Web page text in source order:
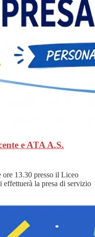
e ATA A.S.
ore 13.30 presso il Liceo
la presa di servizio